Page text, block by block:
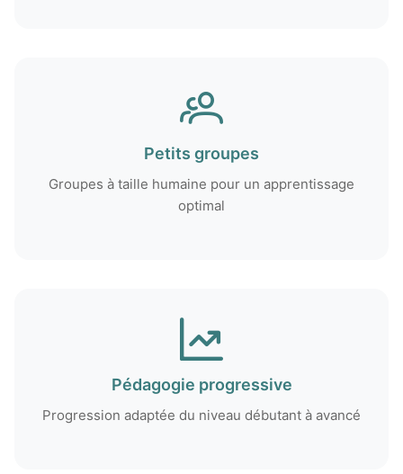
Petits groupes
Groupes à taille humaine pour un apprentissage
optimal
Pédagogie progressive
Progression adaptée du niveau débutant à avancé